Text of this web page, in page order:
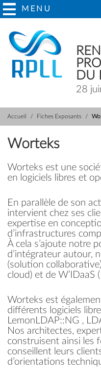
MENU
DU
28
Accueil Fiches Exposants
Worteks
Worteks est une
en logiciels libres et
En parallèle de son
intervient chez ses
expertise en
d’infrastructures
À cela s’ajoute notre
d’intégrateur autour,
(solution
cloud) et de W’IDaaS
Worteks est
différents logiciels
LemonLDAP::NG ,
Nos architectes,
construisent ainsi les
conseillent leurs
d’orientations